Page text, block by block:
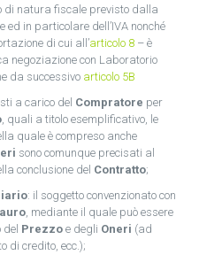
di natura fiscale previsto dalla
ed in particolare dell’IVA nonché
di cui all’articolo 8– è
negoziazione con Laboratorio
da successivo articolo 5B
a carico del Compratore per
, quali a titolo esemplificativo, le
quale è compreso anche
sono comunque precisati al
conclusione del Contratto;
: il soggetto convenzionato con
, mediante il quale può essere
Prezzoe degli Oneri (ad
di credito, ecc.);